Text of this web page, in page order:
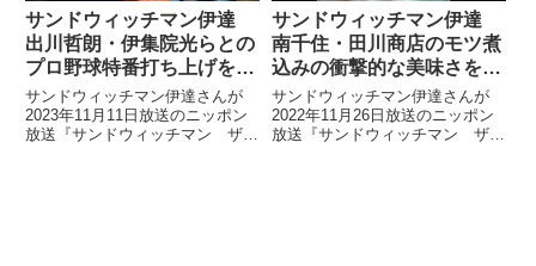
サンドウィッチマン伊達
出川哲朗・伊集院光らとの
プロ野球特番打ち上げを語
る
サンドウィッチマン伊達さんが
2023年11月11日放送のニッポン
放送『サンドウィッチマン ザ・
サンドウィッチマン伊達
南千住・田川商店のモツ煮
込みの衝撃的な美味さを語
る
サンドウィッチマン伊達さんが
2022年11月26日放送のニッポン
放送『サンドウィッチマン ザ・